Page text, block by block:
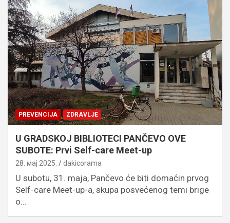
PREVENCIJA ZDRAVLJE
U GRADSKOJ BIBLIOTECI PANČEVO OVE
SUBOTE: Prvi Self-care Meet-up
28. мај 2025. dakicorama
U subotu, 31. maja, Pančevo će biti domaćin prvog
Self-care Meet-up-a, skupa posvećenog temi brige
o…